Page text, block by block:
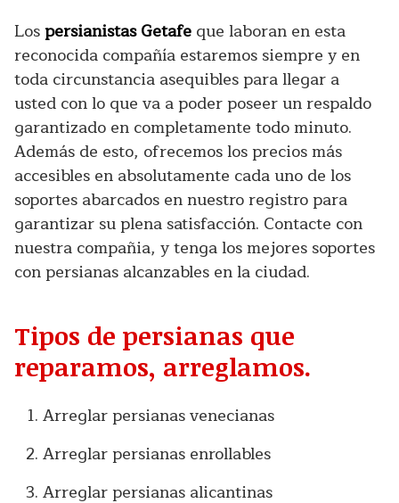
Lospersianistas Getafe que laboran en esta
reconocida compañía estaremos siempre y en
toda circunstancia asequibles para llegar a
usted con lo que va a poder poseer un respaldo
garantizado en completamente todo minuto.
Además de esto, ofrecemos los precios más
accesibles en absolutamente cada uno de los
soportes abarcados en nuestro registro para
garantizar su plena satisfacción. Contacte con
nuestra compañia, y tenga los mejores soportes
con persianas alcanzables en la ciudad.
Tipos de persianas que
reparamos, arreglamos.
Arreglar persianas venecianas
Arreglar persianas enrollables
Arreglar persianas alicantinas